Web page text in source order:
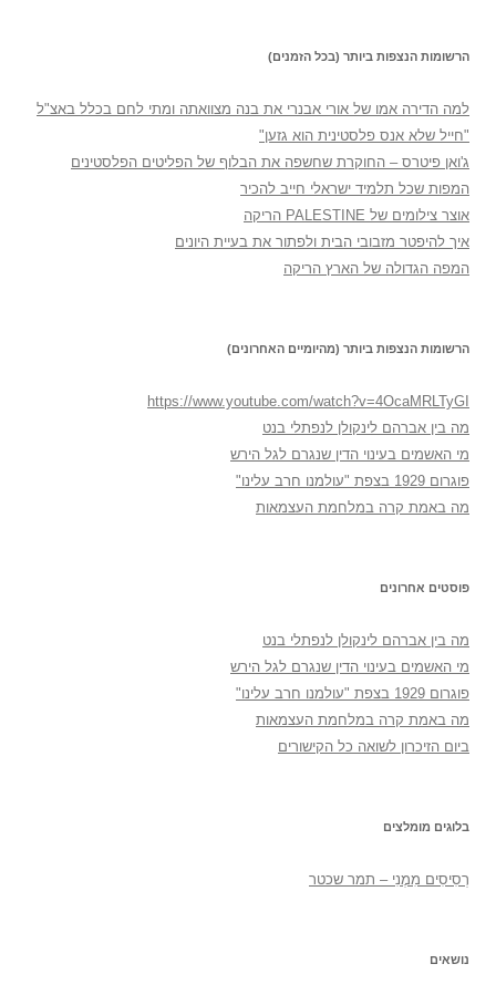
הרשומות הנצפות ביותר (בכל הזמנים)
למה הדירה אמו של אורי אבנרי את בנה מצוואתה ומתי לחם בכלל באצ"ל
"חייל שלא אנס פלסטינית הוא גזען"
ג'ואן פיטרס – החוקרת שחשפה את הבלוף של הפליטים הפלסטינים
המפות שכל תלמיד ישראלי חייב להכיר
אוצר צילומים של PALESTINE הריקה
איך להיפטר מזבובי הבית ולפתור את בעיית היונים
המפה הגדולה של הארץ הריקה
הרשומות הנצפות ביותר (מהיומיים האחרונים)
https://www.youtube.com/watch?v=4OcaMRLTyGI
מה בין אברהם לינקולן לנפתלי בנט
מי האשמים בעינוי הדין שנגרם לגל הירש
פוגרום 1929 בצפת "עולמנו חרב עלינו"
מה באמת קרה במלחמת העצמאות
פוסטים אחרונים
מה בין אברהם לינקולן לנפתלי בנט
מי האשמים בעינוי הדין שנגרם לגל הירש
פוגרום 1929 בצפת "עולמנו חרב עלינו"
מה באמת קרה במלחמת העצמאות
ביום הזיכרון לשואה כל הקישורים
בלוגים מומלצים
רְסִיסִים מִמֶנִי – תמר שכטר
נושאים